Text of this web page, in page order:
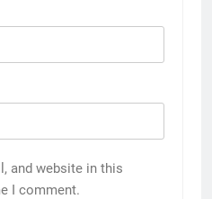
and website in this
I comment.